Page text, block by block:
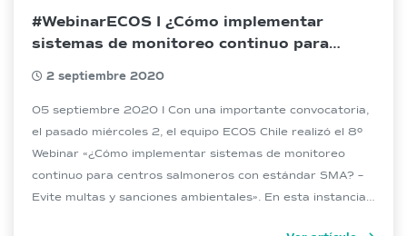
#WebinarECOS I ¿Cómo implementar
sistemas de monitoreo continuo para
2 septiembre 2020
05 septiembre 2020 I Con una importante convocatoria,
el pasado miércoles 2, el equipo ECOS Chile realizó el 8º
Webinar «¿Cómo implementar sistemas de monitoreo
continuo para centros salmoneros con estándar SMA? –
Evite multas y sanciones ambientales». En esta instancia